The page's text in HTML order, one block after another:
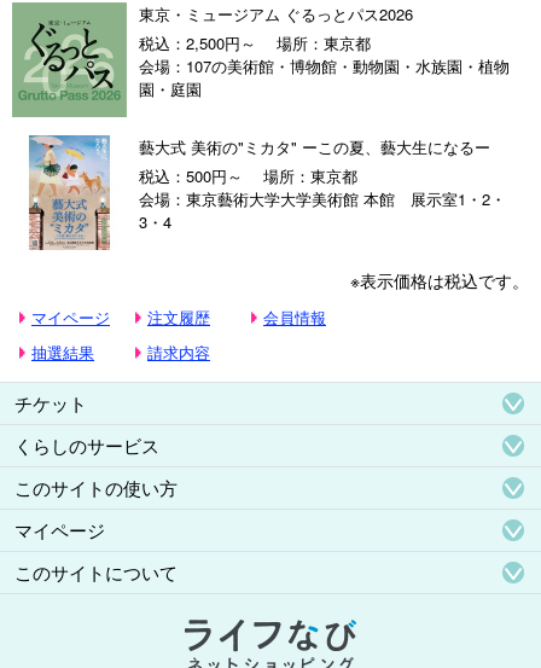
東京・ミュージアム ぐるっとパス2026
税込：2,500円～
場所：東京都
会場：107の美術館・博物館・動物園・水族園・植物
園・庭園
藝大式 美術の"ミカタ" ーこの夏、藝大生になるー
税込：500円～
場所：東京都
会場：東京藝術大学大学美術館 本館 展示室1・2・
3・4
※表示価格は税込です。
マイページ 注文履歴
会員情報
抽選結果
請求内容
チケット
くらしのサービス
このサイトの使い方
マイページ
このサイトについて